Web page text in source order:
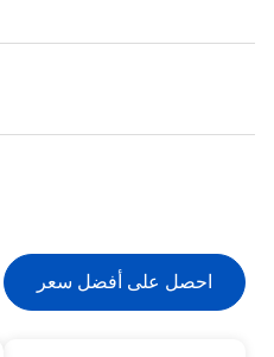
احصل على أفضل سعر